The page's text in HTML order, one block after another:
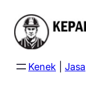
content
Kenek Jasa